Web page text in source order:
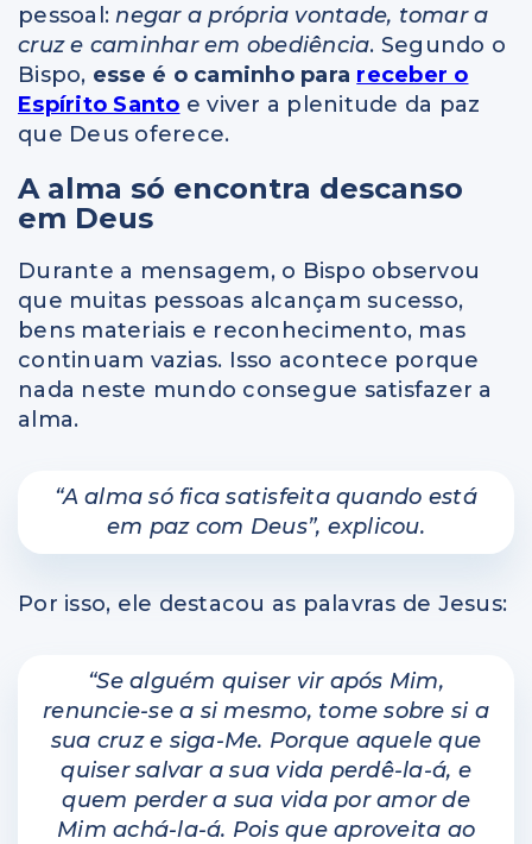
pessoal:negar a própria vontade, tomar a
cruz e caminhar em obediência. Segundo o
Bispo, esse é o caminho para receber o
Espírito Santo e viver a plenitude da paz
que Deus oferece.
A alma só encontra descanso
em Deus
Durante a mensagem, o Bispo observou
que muitas pessoas alcançam sucesso,
bens materiais e reconhecimento, mas
continuam vazias. Isso acontece porque
nada neste mundo consegue satisfazer a
alma.
“A alma só fica satisfeita quando está
em paz com Deus”, explicou.
Por isso, ele destacou as palavras de Jesus:
“Se alguém quiser vir após Mim,
renuncie-se a si mesmo, tome sobre si a
sua cruz e siga-Me. Porque aquele que
quiser salvar a sua vida perdê-la-á, e
quem perder a sua vida por amor de
Mim achá-la-á. Pois que aproveita ao